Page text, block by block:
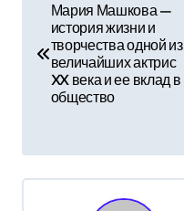
г
а
Мария Машкова —
история жизни и
творчества одной из
величайших актрис
XX века и ее вклад в
общество